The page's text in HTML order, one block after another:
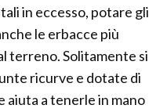
in eccesso, potare gli
le erbacce più
terreno. Solitamente si
ricurve e dotate di
aiuta a tenerle in mano